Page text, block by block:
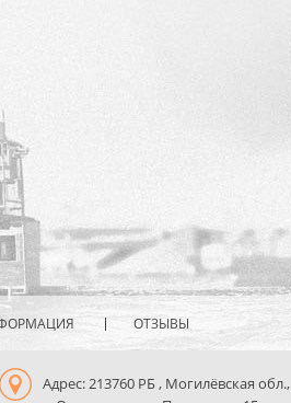
ОТЗЫВЫ
Адрес: 213760 РБ , Могилёвская обл.,